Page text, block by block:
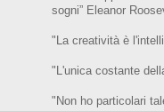
sogni” Eleanor
"La creatività è
"L'unica costante
"Non ho particolari